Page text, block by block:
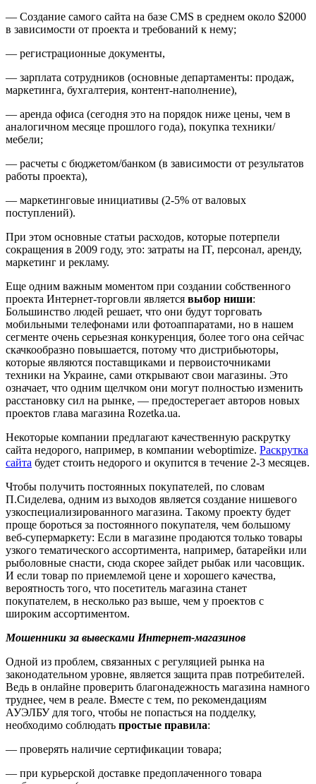
— Создание самого сайта на базе CMS в среднем около $2000
в зависимости от проекта и требований к нему;
— регистрационные документы,
— зарплата сотрудников (основные департаменты: продаж,
маркетинга, бухгалтерия, контент-наполнение),
— аренда офиса (сегодня это на порядок ниже цены, чем в
аналогичном месяце прошлого года), покупка техники/
мебели;
— расчеты с бюджетом/банком (в зависимости от результатов
работы проекта),
— маркетинговые инициативы (2-5% от валовых
поступлений).
При этом основные статьи расходов, которые потерпели
сокращения в 2009 году, это: затраты на IT, персонал, аренду,
маркетинг и рекламу.
Еще одним важным моментом при создании собственного
проекта Интернет-торговли является выбор ниши:
Большинство людей решает, что они будут торговать
мобильными телефонами или фотоаппаратами, но в нашем
сегменте очень серьезная конкуренция, более того она сейчас
скачкообразно повышается, потому что дистрибьюторы,
которые являются поставщиками и первоисточниками
техники на Украине, сами открывают свои магазины. Это
означает, что одним щелчком они могут полностью изменить
расстановку сил на рынке, — предостерегает авторов новых
проектов глава магазина Rozetka.ua.
Некоторые компании предлагают качественную раскрутку
сайта недорого, например, в компании weboptimize. Раскрутка
сайта будет стоить недорого и окупится в течение 2-3 месяцев.
Чтобы получить постоянных покупателей, по словам
П.Сиделева, одним из выходов является создание нишевого
узкоспециализированного магазина. Такому проекту будет
проще бороться за постоянного покупателя, чем большому
веб-супермаркету: Если в магазине продаются только товары
узкого тематического ассортимента, например, батарейки или
рыболовные снасти, сюда скорее зайдет рыбак или часовщик.
И если товар по приемлемой цене и хорошего качества,
вероятность того, что посетитель магазина станет
покупателем, в несколько раз выше, чем у проектов с
широким ассортиментом.
Мошенники за вывесками Интернет-магазинов
Одной из проблем, связанных с регуляцией рынка на
законодательном уровне, является защита прав потребителей.
Ведь в онлайне проверить благонадежность магазина намного
труднее, чем в реале. Вместе с тем, по рекомендациям
АУЭЛБУ для того, чтобы не попасться на подделку,
необходимо соблюдать простые правила:
— проверять наличие сертификации товара;
— при курьерской доставке предоплаченного товара